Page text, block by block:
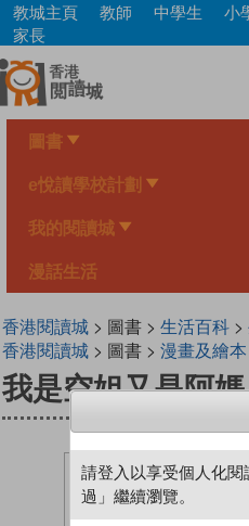
Skip
main
content
教城主頁 教師 中學生
小
家長
圖書
e悅讀學校計劃
我的閱讀城
漫話生活
香港閱讀城> 圖書 > 生活百科>
香港閱讀城> 圖書 > 漫畫及繪本
我是空姐又是阿媽
請登入以享受個人化閱
過」繼續瀏覽。